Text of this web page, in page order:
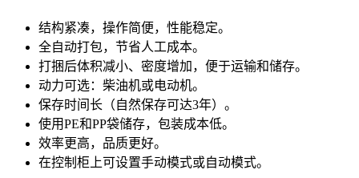
结构紧凑，操作简便，性能稳定。
全自动打包，节省人工成本。
打捆后体积减小、密度增加，便于运输和储存。
动力可选：柴油机或电动机。
保存时间长（自然保存可达3年）。
使用PE和PP袋储存，包装成本低。
效率更高，品质更好。
在控制柜上可设置手动模式或自动模式。